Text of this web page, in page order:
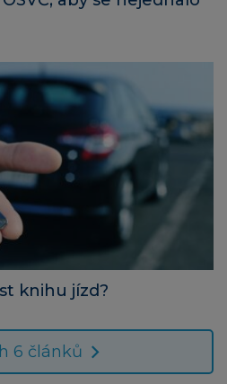
knihu jízd?
6 článků